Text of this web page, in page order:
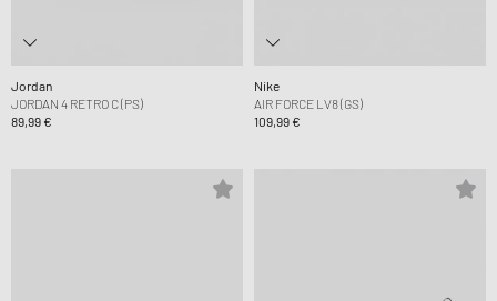
Jordan
JORDAN 4 RETRO C (PS)
89,99 €
Nike
AIR FORCE LV8 (GS)
109,99 €